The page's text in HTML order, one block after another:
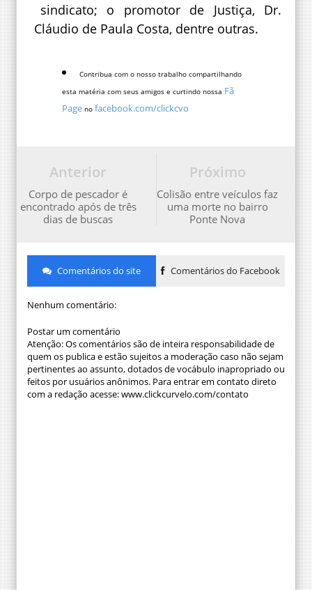
sindicato; o promotor de Justiça, Dr.
Cláudio de Paula Costa, dentre outras.
Contribua com o nosso trabalho compartilhando
esta matéria com seus amigos e curtindo nossa Fã
Page no facebook.com/clickcvo
Próximo
Colisão entre veículos faz
uma morte no bairro
Ponte Nova
Anterior
Corpo de pescador é
encontrado após de três
dias de buscas
Comentários do site Comentários do Facebook
Nenhum comentário:
Postar um comentário
Atenção: Os comentários são de inteira responsabilidade de
quem os publica e estão sujeitos a moderação caso não sejam
pertinentes ao assunto, dotados de vocábulo inapropriado ou
feitos por usuários anônimos. Para entrar em contato direto
com a redação acesse: www.clickcurvelo.com/contato